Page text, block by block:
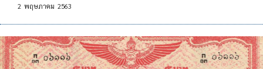
2 พฤษภาคม 2563